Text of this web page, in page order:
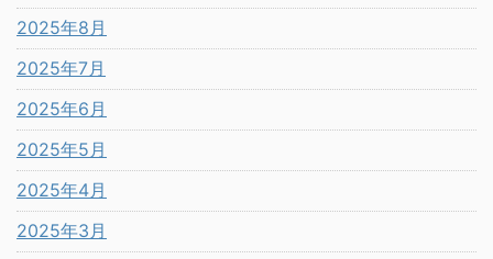
2025年8月
2025年7月
2025年6月
2025年5月
2025年4月
2025年3月